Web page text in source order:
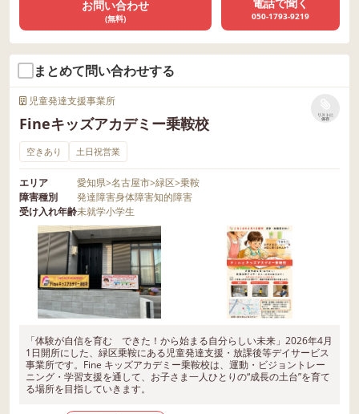
お問い合わせ
(無料)
電話で聞く
050-1793-9219
まとめて問い合わせする
児童発達支援事業所
Fineキッズアカデミー乗鞍校
リストに
保存
空きあり 土日祝営業
エリア 愛知県>名古屋市>緑区>乗鞍
障害種別
発達障害身体障害知的障害
受け入れ年齢未就学小学生
「体験が自信を育む できた！から始まる自分らしい未来」2026年4月
1日開所にした、緑区乗鞍にある児童発達支援・放課後等デイサービス
事業所です。Fine キッズアカデミー乗鞍校は、運動・ビジョントレー
ニング・学習支援を通して、お子さま一人ひとりの“成長の土台”を育て
る場所を目指していきます。